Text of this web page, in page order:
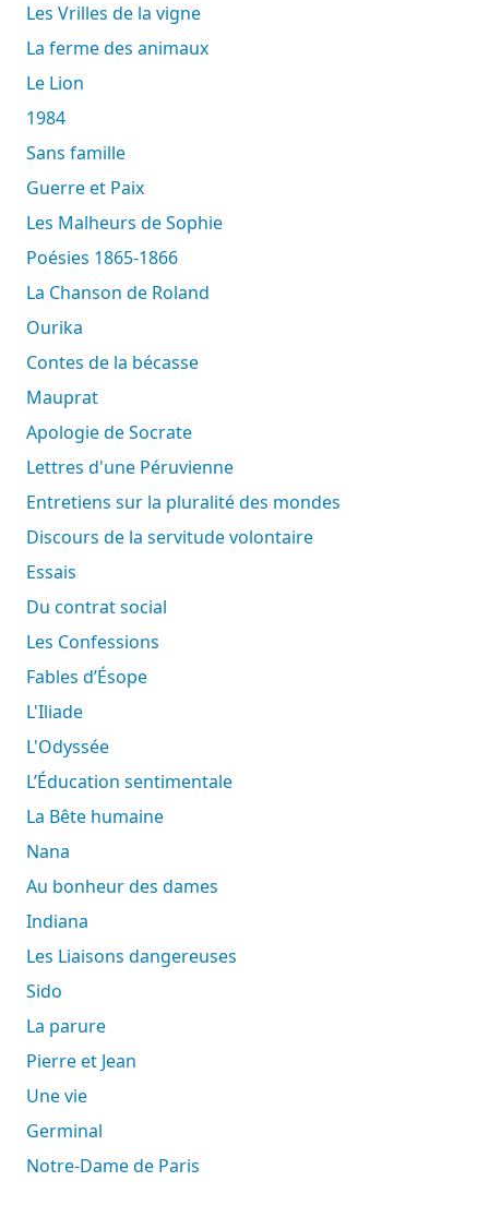
Les Vrilles de la vigne
La ferme des animaux
Le Lion
1984
Sans famille
Guerre et Paix
Les Malheurs de Sophie
Poésies 1865-1866
La Chanson de Roland
Ourika
Contes de la bécasse
Mauprat
Apologie de Socrate
Lettres d'une Péruvienne
Entretiens sur la pluralité des mondes
Discours de la servitude volontaire
Essais
Du contrat social
Les Confessions
Fables d’Ésope
L'Iliade
L'Odyssée
L’Éducation sentimentale
La Bête humaine
Nana
Au bonheur des dames
Indiana
Les Liaisons dangereuses
Sido
La parure
Pierre et Jean
Une vie
Germinal
Notre-Dame de Paris